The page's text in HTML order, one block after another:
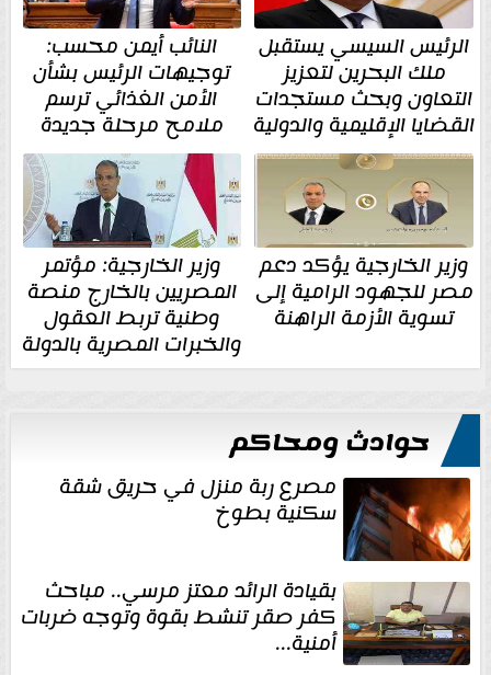
الرئيس السيسي يستقبل
ملك البحرين لتعزيز
التعاون وبحث مستجدات
القضايا الإقليمية والدولية
النائب أيمن محسب:
توجيهات الرئيس بشأن
الأمن الغذائي ترسم
ملامح مرحلة جديدة
وزير الخارجية يؤكد دعم
مصر للجهود الرامية إلى
تسوية الأزمة الراهنة
وزير الخارجية: مؤتمر
المصريين بالخارج منصة
وطنية تربط العقول
والخبرات المصرية بالدولة
حوادث ومحاكم
مصرع ربة منزل في حريق شقة
سكنية بطوخ
بقيادة الرائد معتز مرسي.. مباحث
كفر صقر تنشط بقوة وتوجه ضربات
أمنية...